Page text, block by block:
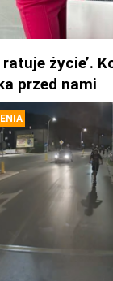
życie’.
przed nami